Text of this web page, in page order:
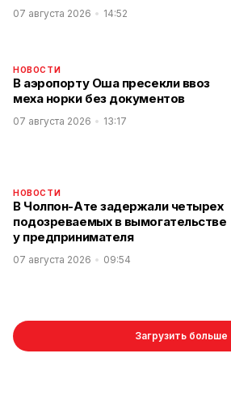
07 августа 2026 14:52
НОВОСТИ
В аэропорту Оша пресекли ввоз
меха норки без документов
07 августа 2026 13:17
НОВОСТИ
В Чолпон-Ате задержали четырех
подозреваемых в вымогательстве
у предпринимателя
07 августа 2026 09:54
Загрузить больше